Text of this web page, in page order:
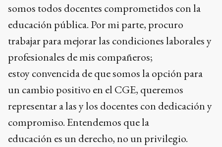
somos todos docentes comprometidos con la
educación pública. Por mi parte, procuro
trabajar para mejorar las condiciones laborales y
profesionales de mis compañeros;
estoy convencida de que somos la opción para
un cambio positivo en el CGE, queremos
representar a las y los docentes con dedicación y
compromiso. Entendemos que la
educación es un derecho, no un privilegio.